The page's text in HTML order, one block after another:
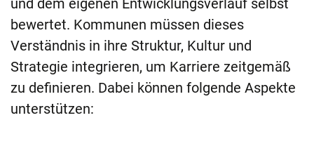
und dem eigenen Entwicklungsverlauf selbst
bewertet. Kommunen müssen dieses
Verständnis in ihre Struktur, Kultur und
Strategie inte­grieren, um Karriere zeitgemäß
zu definieren. Dabei können folgende Aspekte
unterstützen: